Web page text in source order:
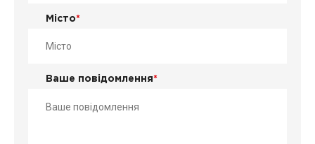
Місто*
Ваше повідомлення*